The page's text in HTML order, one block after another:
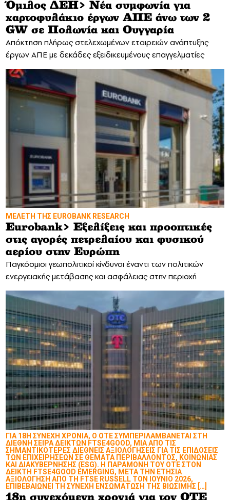
Όμιλος ΔΕΗ> Νέα συμφωνία για
χαρτοφυλάκιο έργων ΑΠΕ άνω των 2
GW σε Πολωνία και Ουγγαρία
Απόκτηση πλήρως στελεχωμένων εταιρειών ανάπτυξης
έργων ΑΠΕ με δεκάδες εξειδικευμένους επαγγελματίες
MΕΛΕΤΗ ΤΗΣ EUROBANK RESEARCH
Eurobank> Εξελίξεις και προοπτικές
στις αγορές πετρελαίου και φυσικού
αερίου στην Ευρώπη
Παγκόσμιοι γεωπολιτικοί κίνδυνοι έναντι των πολιτικών
ενεργειακής μετάβασης και ασφάλειας στην περιοχή
ΓΙΑ 18Η ΣΥΝΕΧΗ ΧΡΟΝΙΑ, Ο ΟΤΕ ΣΥΜΠΕΡΙΛΑΜΒΑΝΕΤΑΙ ΣΤΗ
ΔΙΕΘΝΗ ΣΕΙΡΑ ΔΕΙΚΤΩΝ FTSE4GOOD, ΜΙΑ ΑΠΟ ΤΙΣ
ΣΗΜΑΝΤΙΚΟΤΕΡΕΣ ΔΙΕΘΝΕΙΣ ΑΞΙΟΛΟΓΗΣΕΙΣ ΓΙΑ ΤΙΣ ΕΠΙΔΟΣΕΙΣ
ΤΩΝ ΕΠΙΧΕΙΡΗΣΕΩΝ ΣΕ ΘΕΜΑΤΑ ΠΕΡΙΒΑΛΛΟΝΤΟΣ, ΚΟΙΝΩΝΙΑΣ
ΚΑΙ ΔΙΑΚΥΒΕΡΝΗΣΗΣ (ESG). Η ΠΑΡΑΜΟΝΗ ΤΟΥ ΟΤΕ ΣΤΟΝ
ΔΕΙΚΤΗ FTSE4GOOD EMERGING, ΜΕΤΑ ΤΗΝ ΕΤΗΣΙΑ
ΑΞΙΟΛΟΓΗΣΗ ΑΠΟ ΤΗ FTSE RUSSELL ΤΟΝ ΙΟΥΝΙΟ 2026,
ΕΠΙΒΕΒΑΙΩΝΕΙ ΤΗ ΣΥΝΕΧΗ ΕΝΣΩΜΑΤΩΣΗ ΤΗΣ ΒΙΩΣΙΜΗΣ […]
18η συνεχόμενη χρονιά για τον ΟΤΕ